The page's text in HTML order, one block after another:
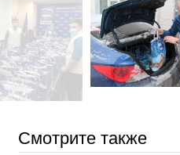
Смотрите также